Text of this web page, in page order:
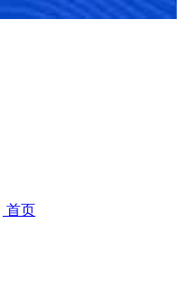
首页